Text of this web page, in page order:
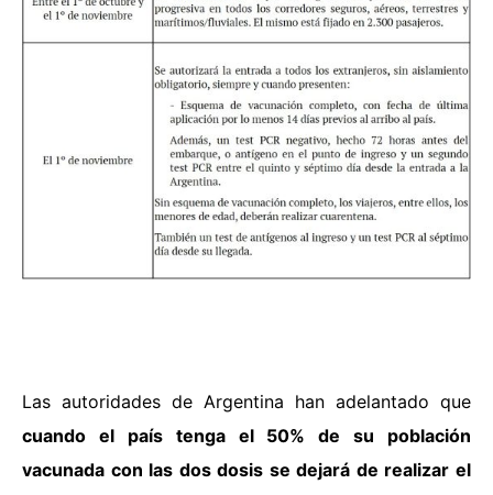
Las autoridades de Argentina han adelantado que
cuando el país tenga el 50% de su población
vacunada con las dos dosis se dejará de realizar el